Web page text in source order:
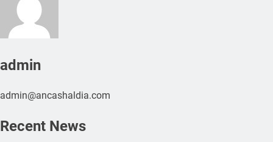
admin
admin@ancashaldia.com
Recent News